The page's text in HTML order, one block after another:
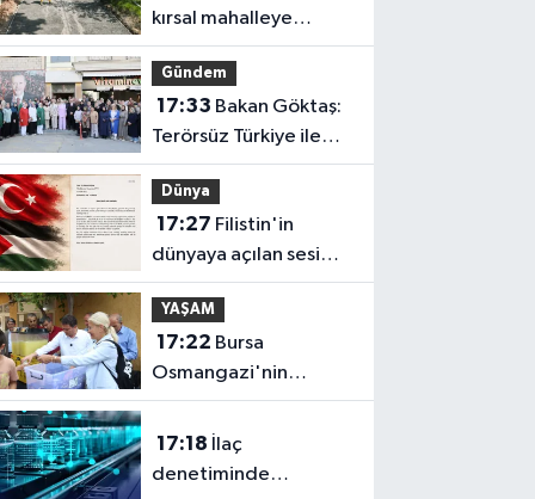
kırsal mahalleye
modern yol
Gündem
17:33
Terörsüz Türkiye ile
barışın ve istikrarın
güçlendiği gelecek
hedefliyoruz
Dünya
17:27
dünyaya açılan sesi
olmaya devam
edeceğiz
YAŞAM
17:22
Osmangazi'nin
nabzını Küplüpınar'da
tuttu
17:18
denetiminde